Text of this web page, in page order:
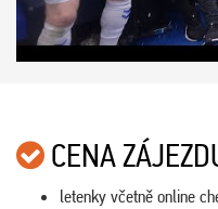
CENA
letenky včetně online